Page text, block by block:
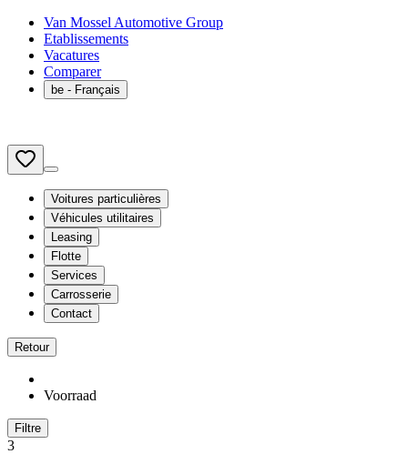
Van Mossel Automotive Group
Etablissements
Vacatures
Comparer
be - Français
Voitures particulières
Véhicules utilitaires
Leasing
Flotte
Services
Carrosserie
Contact
Retour
Voorraad
Filtre
3